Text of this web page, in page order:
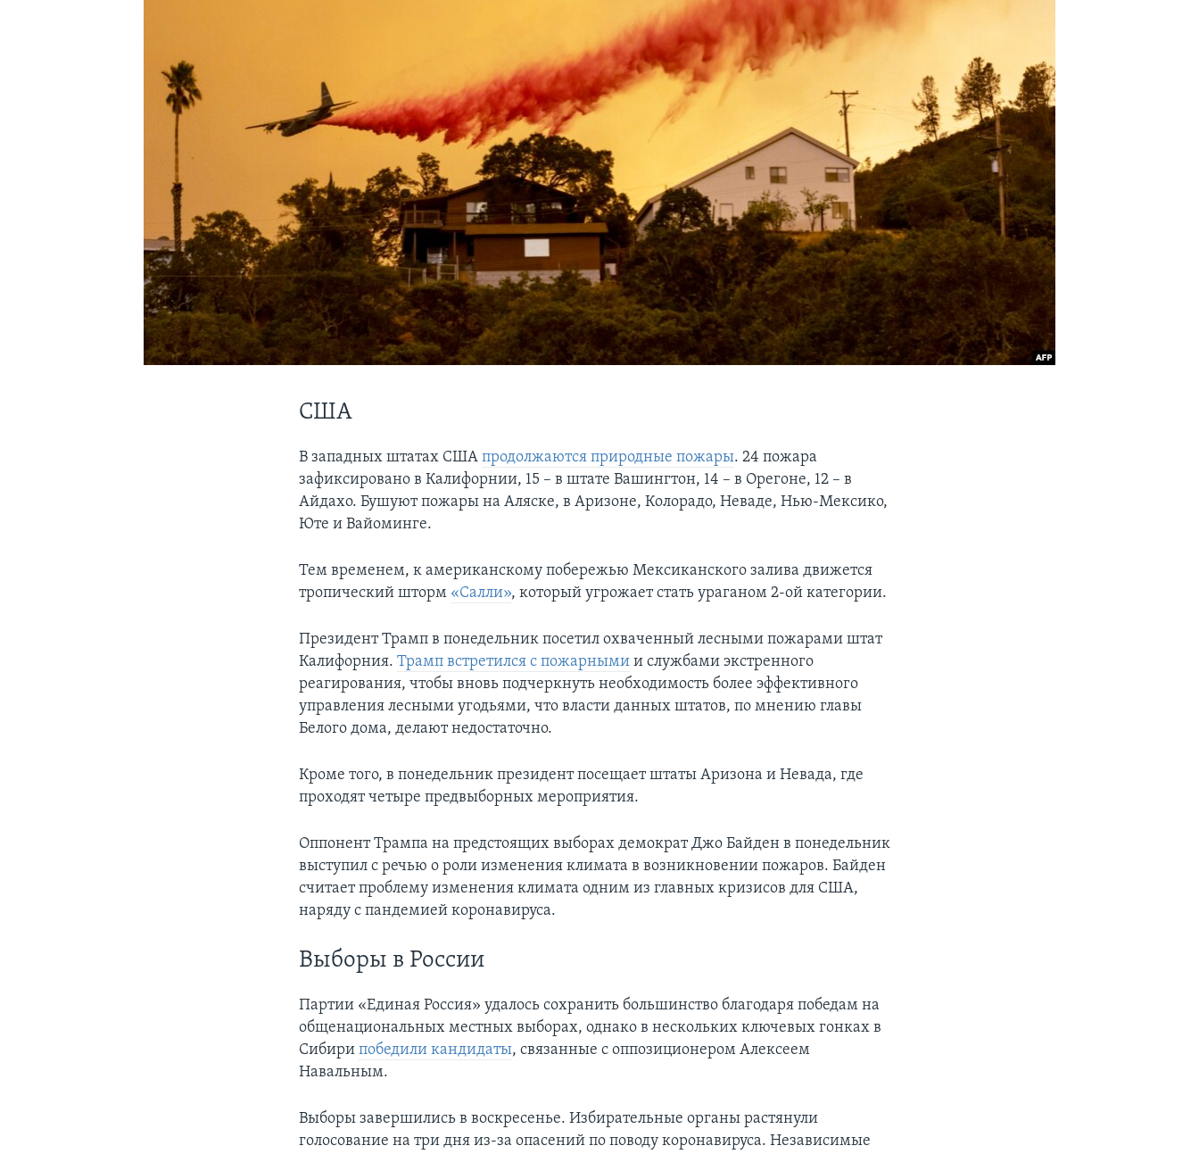
США
В западных штатах СШАпродолжаются природные пожары. 24 пожара
зафиксировано в Калифорнии, 15 – в штате Вашингтон, 14 – в Орегоне, 12 – в
Айдахо. Бушуют пожары на Аляске, в Аризоне, Колорадо, Неваде, Нью-Мексико,
Юте и Вайоминге.
Тем временем, к американскому побережью Мексиканского залива движется
тропический шторм «Салли», который угрожает стать ураганом 2-ой категории.
Президент Трамп в понедельник посетил охваченный лесными пожарами штат
Калифорния.Трамп встретился с пожарными и службами экстренного
реагирования, чтобы вновь подчеркнуть необходимость более эффективного
управления лесными угодьями, что власти данных штатов, по мнению главы
Белого дома, делают недостаточно.
Кроме того, в понедельник президент посещает штаты Аризона и Невада, где
проходят четыре предвыборных мероприятия.
Оппонент Трампа на предстоящих выборах демократ Джо Байден в понедельник
выступил с речью о роли изменения климата в возникновении пожаров. Байден
считает проблему изменения климата одним из главных кризисов для США,
наряду с пандемией коронавируса.
Выборы в России
Партии «Единая Россия» удалось сохранить большинство благодаря победам на
общенациональных местных выборах, однако в нескольких ключевых гонках в
Сибирипобедили кандидаты, связанные с оппозиционером Алексеем
Навальным.
Выборы завершились в воскресенье. Избирательные органы растянули
голосование на три дня из-за опасений по поводу коронавируса. Независимые